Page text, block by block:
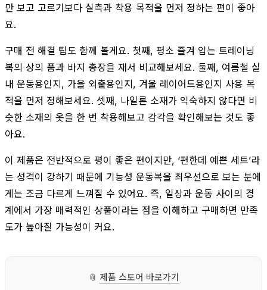
만 보고 고르기보다 실측과 착용 목적을 먼저 정하는 편이 좋아
요.
구매 전 해결 팁도 함께 볼게요. 첫째, 평소 즐겨 입는 트레이닝
복의 상의 품과 바지 총장을 재서 비교해보세요. 둘째, 여름철 실
내 운동용인지, 가을 외출용인지, 겨울 레이어드용인지 사용 목
적을 먼저 정해보세요. 셋째, 나일론 소재가 익숙하지 않다면 비
슷한 소재의 옷을 한 번 착용해보고 감각을 확인해보는 것도 좋
아요.
이 제품은 전반적으로 평이 좋은 편이지만, ‘편한데 예쁜 세트’라
는 성격이 강하기 때문에 기능성 운동복을 최우선으로 보는 분에
게는 조금 다르게 느껴질 수 있어요. 즉, 일상과 운동 사이의 경
계에서 가장 매력적인 상품이라는 점을 이해하고 구매하면 만족
도가 높아질 가능성이 커요.
📎 제품 스토어 바로가기